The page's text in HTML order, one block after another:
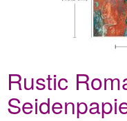
Rustic